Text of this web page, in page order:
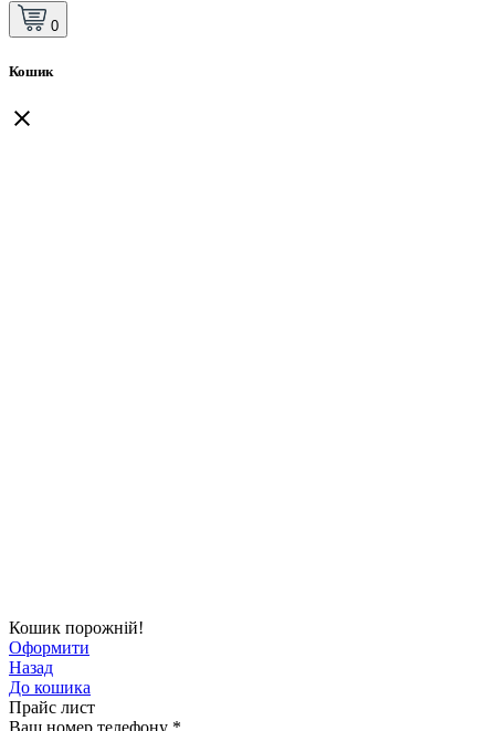
0
Кошик
Кошик порожній!
Оформити
Назад
До кошика
Прайс лист
Ваш номер телефону *